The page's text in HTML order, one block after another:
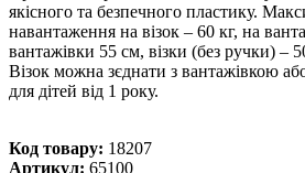
якісного та безпечного пластику.
навантаження на візок – 60 кг, на
вантажівки 55 см, візки (без ручки) –
Візок можна зєднати з вантажівкою
для дітей від 1 року.
Код товару: 18207
Артикул: 65100